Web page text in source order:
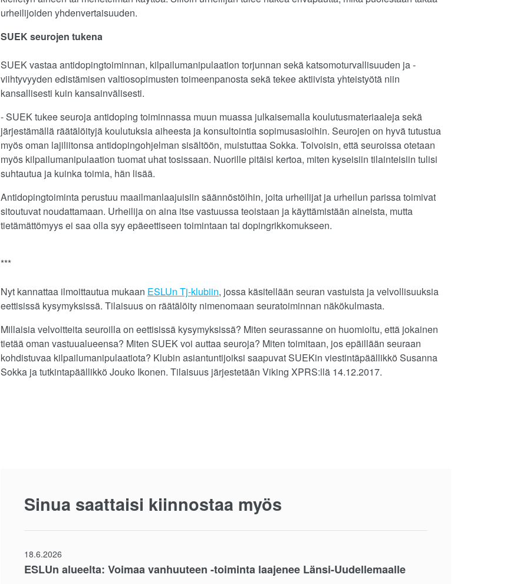
urheilijoiden yhdenvertaisuuden.
SUEK seurojen tukena
SUEK vastaa antidopingtoiminnan, kilpailumanipulaation torjunnan sekä katsomoturvallisuuden ja -
viihtyvyyden edistämisen valtiosopimusten toimeenpanosta sekä tekee aktiivista yhteistyötä niin
kansallisesti kuin kansainvälisesti.
- SUEK tukee seuroja antidoping toiminnassa muun muassa julkaisemalla koulutusmateriaaleja sekä
järjestämällä räätälöityjä koulutuksia aiheesta ja konsultointia sopimusasioihin. Seurojen on hyvä tutustua
myös oman lajiliitonsa antidopingohjelman sisältöön, muistuttaa Sokka. Toivoisin, että seuroissa otetaan
myös kilpailumanipulaation tuomat uhat tosissaan. Nuorille pitäisi kertoa, miten kyseisiin tilainteisiin tulisi
suhtautua ja kuinka toimia, hän lisää.
Antidopingtoiminta perustuu maailmanlaajuisiin säännöstöihin, joita urheilijat ja urheilun parissa toimivat
sitoutuvat noudattamaan. Urheilija on aina itse vastuussa teoistaan ja käyttämistään aineista, mutta
tietämättömyys ei saa olla syy epäeettiseen toimintaan tai dopingrikkomukseen.
***
Nyt kannattaa ilmoittautua mukaan ESLUn Tj-klubiin, jossa käsitellään seuran vastuista ja velvollisuuksia
eettisissä kysymyksissä. Tilaisuus on räätälöity nimenomaan seuratoiminnan näkökulmasta.
Millaisia velvoitteita seuroilla on eettisissä kysymyksissä? Miten seurassanne on huomioitu, että jokainen
tietää oman vastuualueensa? Miten SUEK voi auttaa seuroja? Miten toimitaan, jos epäillään seuraan
kohdistuvaa kilpailumanipulaatiota? Klubin asiantuntijoiksi saapuvat SUEKin viestintäpäällikkö Susanna
Sokka ja tutkintapäällikkö Jouko Ikonen. Tilaisuus järjestetään Viking XPRS:llä 14.12.2017.
Sinua saattaisi kiinnostaa myös
18.6.2026
ESLUn alueelta: Voimaa vanhuuteen -toiminta laajenee Länsi-Uudellemaalle